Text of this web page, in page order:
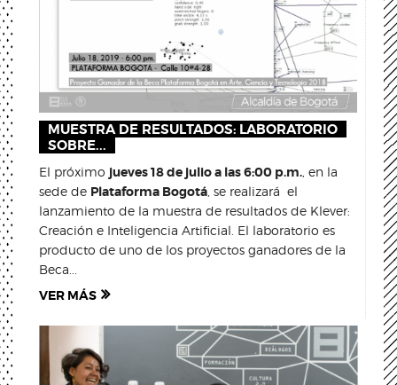
MUESTRA DE RESULTADOS: LABORATORIO
SOBRE...
El próximo jueves 18 de julio a las 6:00 p.m., en la
sede de Plataforma Bogotá, se realizará el
lanzamiento de la muestra de resultados de Klever:
Creación e Inteligencia Artificial. El laboratorio es
producto de uno de los proyectos ganadores de la
Beca...
VER MÁS